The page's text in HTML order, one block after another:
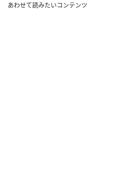
あわせて読みたいコンテンツ